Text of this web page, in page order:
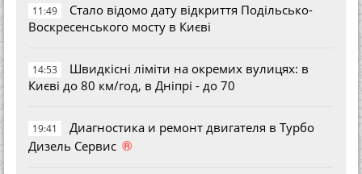
11:49
Стало відомо дату відкриття Подільсько-
Воскресенського мосту в Києві
14:53
Швидкісні ліміти на окремих вулицях: в
Києві до 80 км/год, в Дніпрі - до 70
19:41
Диагностика и ремонт двигателя в Турбо
Дизель Сервис ®